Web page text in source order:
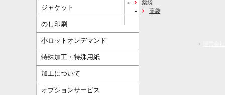
ジャケット
のし印刷
小ロットオンデマンド
特殊加工・特殊用紙
加工について
オプションサービス
薬袋
薬袋